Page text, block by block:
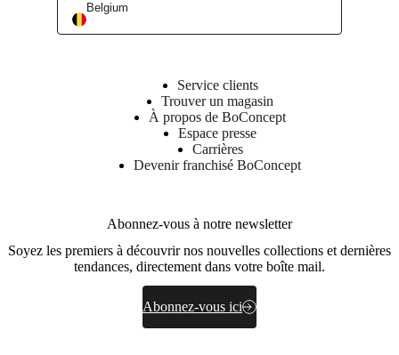
Belgium
Service clients
Trouver un magasin
À propos de BoConcept
Espace presse
Carrières
Devenir franchisé BoConcept
Abonnez-vous à notre newsletter
Soyez les premiers à découvrir nos nouvelles collections et dernières
tendances, directement dans votre boîte mail.
Abonnez-vous ici